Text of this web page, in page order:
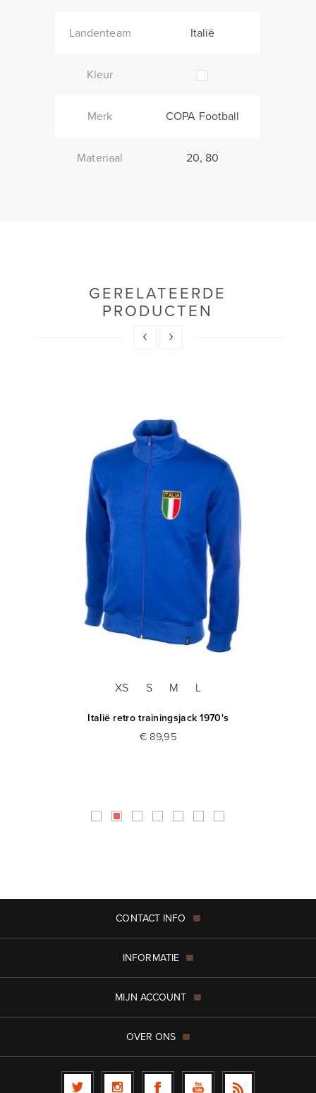
Landenteam Italië
Kleur
Merk COPA Football
Materiaal 20, 80
GERELATEERDE
PRODUCTEN
XS S M L
Italië retro trainingsjack 1970's
€ 89,95
CONTACT INFO
INFORMATIE
MIJN ACCOUNT
OVER ONS